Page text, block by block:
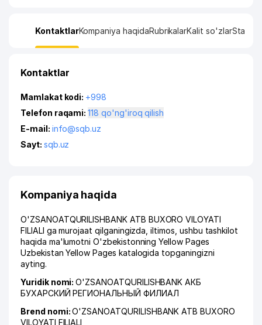
KontaktlarKompaniya haqidaRubrikalarKalit so'zlar
Kontaktlar
Mamlakat kodi: +998
Telefon raqami:118 qo'ng'iroq qilish
E-mail: info@sqb.uz
Sayt: sqb.uz
Kompaniya haqida
O'ZSANOATQURILISHBANK ATB BUXORO VILOYATI
FILIALI ga murojaat qilganingizda, iltimos, ushbu tashkilot
haqida ma'lumotni O'zbekistonning Yellow Pages
Uzbekistan Yellow Pages katalogida topganingizni
ayting.
Yuridik nomi:O'ZSANOATQURILISHBANK АКБ
БУХАРСКИЙ РЕГИОНАЛЬНЫЙ ФИЛИАЛ
Brend nomi:O'ZSANOATQURILISHBANK ATB BUXORO
VILOYATI FILIALI